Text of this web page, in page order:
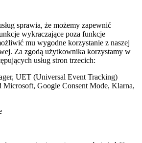
sprawia, że możemy zapewnić
wykraczające poza funkcje
mu wygodne korzystanie z naszej
Za zgodą użytkownika korzystamy w
usług stron trzecich:
UET (Universal Event Tracking)
Microsoft, Google Consent Mode, Klarna,